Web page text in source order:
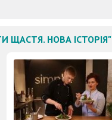
ЩАСТЯ. НОВА ІСТОРІЯ"